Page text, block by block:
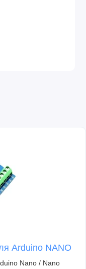
Arduino NANO
Nano / Nano